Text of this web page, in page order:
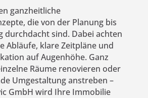
ganzheitliche
die von der Planung bis
durchdacht sind. Dabei achten
Abläufe, klare Zeitpläne und
auf Augenhöhe. Ganz
Räume renovieren oder
Umgestaltung anstreben –
GmbH wird Ihre Immobilie